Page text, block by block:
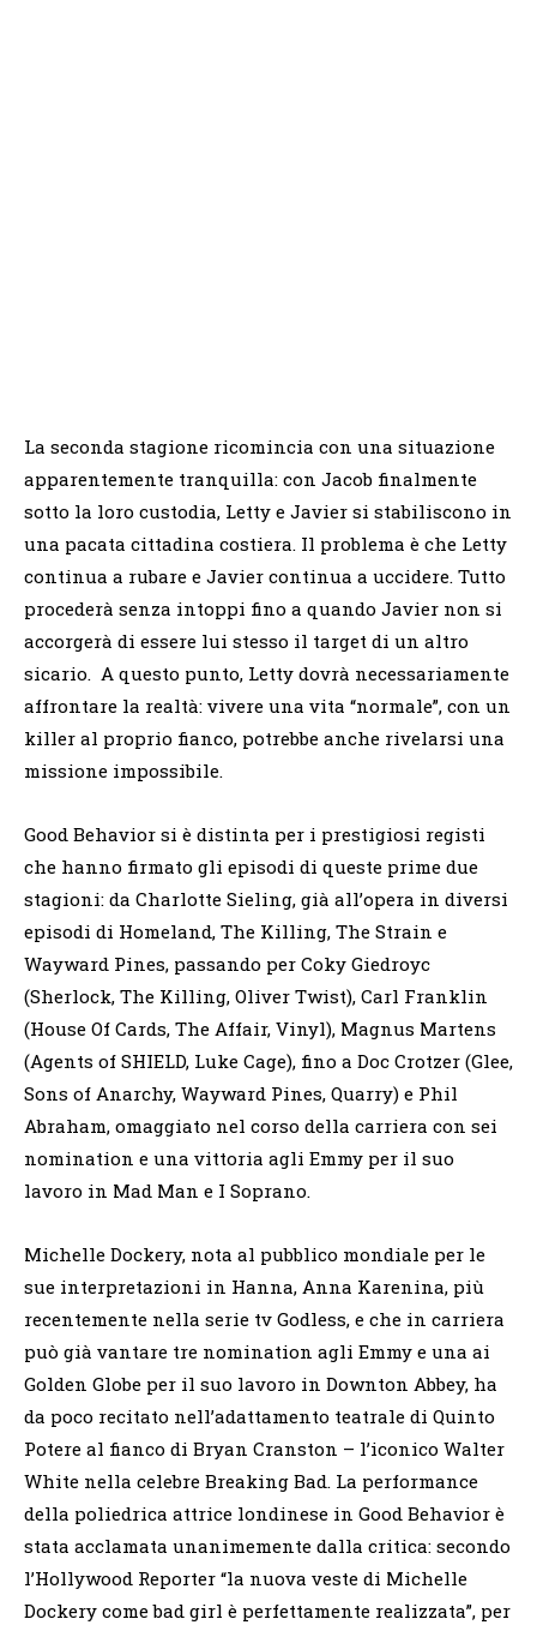
La seconda stagione ricomincia con una situazione
apparentemente tranquilla: con Jacob finalmente
sotto la loro custodia, Letty e Javier si stabiliscono in
una pacata cittadina costiera. Il problema è che Letty
continua a rubare e Javier continua a uccidere. Tutto
procederà senza intoppi fino a quando Javier non si
accorgerà di essere lui stesso il target di un altro
sicario. A questo punto, Letty dovrà necessariamente
affrontare la realtà: vivere una vita “normale”, con un
killer al proprio fianco, potrebbe anche rivelarsi una
missione impossibile.
Good Behavior si è distinta per i prestigiosi registi
che hanno firmato gli episodi di queste prime due
stagioni: da Charlotte Sieling, già all’opera in diversi
episodi di Homeland, The Killing, The Strain e
Wayward Pines, passando per Coky Giedroyc
(Sherlock, The Killing, Oliver Twist), Carl Franklin
(House Of Cards, The Affair, Vinyl), Magnus Martens
(Agents of SHIELD, Luke Cage), fino a Doc Crotzer (Glee,
Sons of Anarchy, Wayward Pines, Quarry) e Phil
Abraham, omaggiato nel corso della carriera con sei
nomination e una vittoria agli Emmy per il suo
lavoro in Mad Man e I Soprano.
Michelle Dockery, nota al pubblico mondiale per le
sue interpretazioni in Hanna, Anna Karenina, più
recentemente nella serie tv Godless, e che in carriera
può già vantare tre nomination agli Emmy e una ai
Golden Globe per il suo lavoro in Downton Abbey, ha
da poco recitato nell’adattamento teatrale di Quinto
Potere al fianco di Bryan Cranston – l’iconico Walter
White nella celebre Breaking Bad. La performance
della poliedrica attrice londinese in Good Behavior è
stata acclamata unanimemente dalla critica: secondo
l’Hollywood Reporter “la nuova veste di Michelle
Dockery come bad girl è perfettamente realizzata”, per